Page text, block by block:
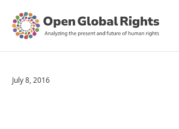
July 8, 2016